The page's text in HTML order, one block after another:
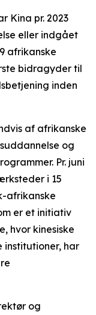
Kina pr. 2023
eller indgået
afrikanske
bidragyder til
inden
af afrikanske
og
Pr. juni
i 15
afrikanske
er et initiativ
hvor kinesiske
institutioner, har
og